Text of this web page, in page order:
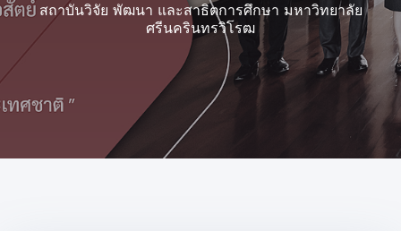
สถาบันวิจัย พัฒนา และสาธิตการศึกษา มหาวิทยาลัย
ศรีนครินทรวิโรฒ